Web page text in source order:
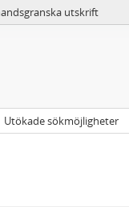
utskrift
Utökade sökmöjligheter